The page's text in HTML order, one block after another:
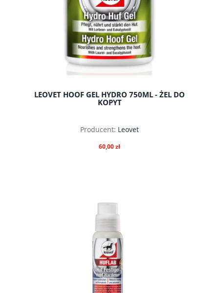
LEOVET HOOF GEL HYDRO 750ML - ŻEL DO
KOPYT
Producent: Leovet
60,00 zł